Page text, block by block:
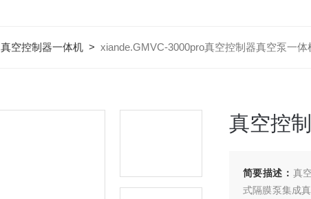
真空控制器一体机> xiande.GMVC-3000pro真空控制器真空泵一体
真空控
简要描述： 真
式隔膜泵集成